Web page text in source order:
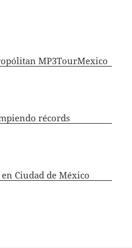
MP3TourMexico
récords
Ciudad de México